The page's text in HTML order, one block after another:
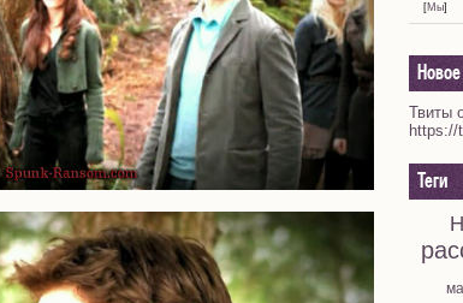
[Мы]
Твиты
https://
Теги